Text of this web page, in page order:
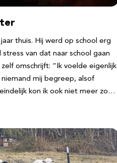
thuis. Hij werd op school erg
van dat naar school gaan
omschrijft: “Ik voelde eigenlijk
mij begreep, alsof
kon ik ook niet meer zo…